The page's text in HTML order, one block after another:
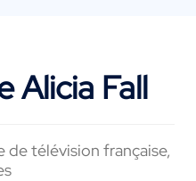
Alicia Fall
télévision française,